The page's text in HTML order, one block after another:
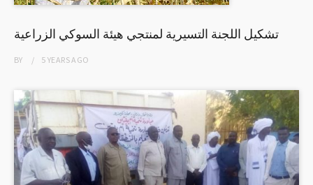
تشكيل اللجنة التسيرية لمنتجي هيئة السوكي الزراعية
BY 5 YEARSAGO